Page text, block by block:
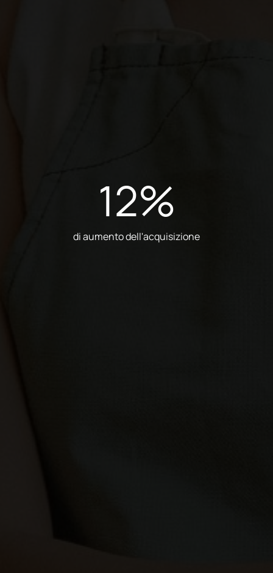
12%
di aumento dell'acquisizione